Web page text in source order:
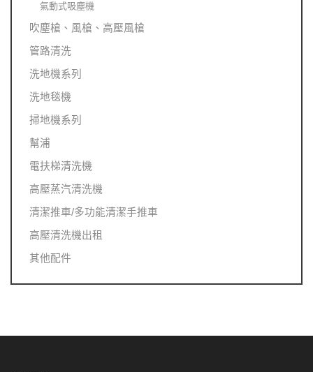
氣動式吸塵機
吹塵槍、風槍、高壓風槍
管路清洗
洗地機系列
洗地毯機
掃地機系列
幫浦
電扶梯清洗機
高壓蒸汽清洗機
清潔推車/多功能清潔手推車
高壓清洗機出租
其他配件